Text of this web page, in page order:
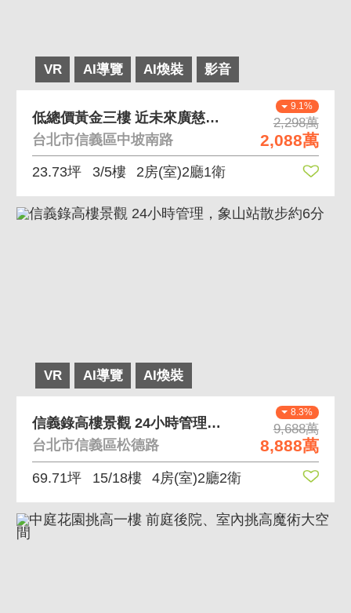
VR AI導覽 AI煥裝 影音
9.1%
2,298萬
2,088萬
低總價黃金三樓 近未來廣慈捷運,一旁四公頃綠地
台北市信義區中坡南路
23.73坪 3/5樓 2房(室)2廳1衛
VR AI導覽 AI煥裝
8.3%
9,688萬
8,888萬
信義錄高樓景觀 24小時管理，象山站散步約6分
台北市信義區松德路
69.71坪 15/18樓 4房(室)2廳2衛